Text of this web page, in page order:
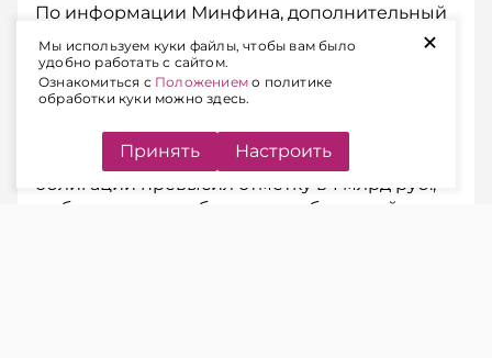
По информации Минфина, дополнительный
импульс рынку придало расширение
линейки инструментов. Наибольшую
динамику показали депозитарные
и биржевые облигации.
В 2025 г. объем эмиссии депозитарных
облигаций превысил отметку в 1 млрд руб.,
а объем эмиссии биржевых облигаций
+
Мы используем куки файлы, чтобы вам было
удобно работать с сайтом.
Ознакомиться с Положением о политике
обработки куки можно здесь.
Принять Настроить